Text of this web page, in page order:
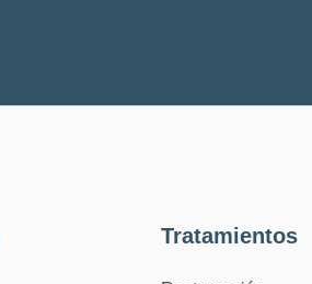
Tratamientos